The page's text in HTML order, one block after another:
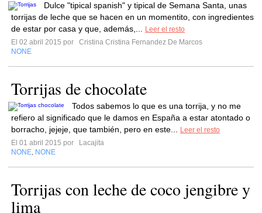
Dulce "tipical spanish" y tipical de Semana Santa, unas
torrijas de leche que se hacen en un momentito, con ingredientes
de estar por casa y que, además,...
Leer el resto
El 02 abril 2015 por
Cristina Cristina Fernandez De Marcos
NONE
Torrijas de chocolate
Todos sabemos lo que es una torrija, y no me
refiero al significado que le damos en España a estar atontado o
borracho, jejeje, que también, pero en este...
Leer el resto
El 01 abril 2015 por
Lacajita
NONE NONE
Torrijas con leche de coco jengibre y
lima